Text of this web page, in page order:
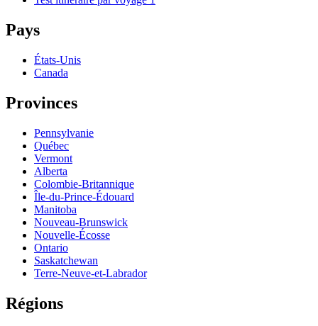
Pays
États-Unis
Canada
Provinces
Pennsylvanie
Québec
Vermont
Alberta
Colombie-Britannique
Île-du-Prince-Édouard
Manitoba
Nouveau-Brunswick
Nouvelle-Écosse
Ontario
Saskatchewan
Terre-Neuve-et-Labrador
Régions